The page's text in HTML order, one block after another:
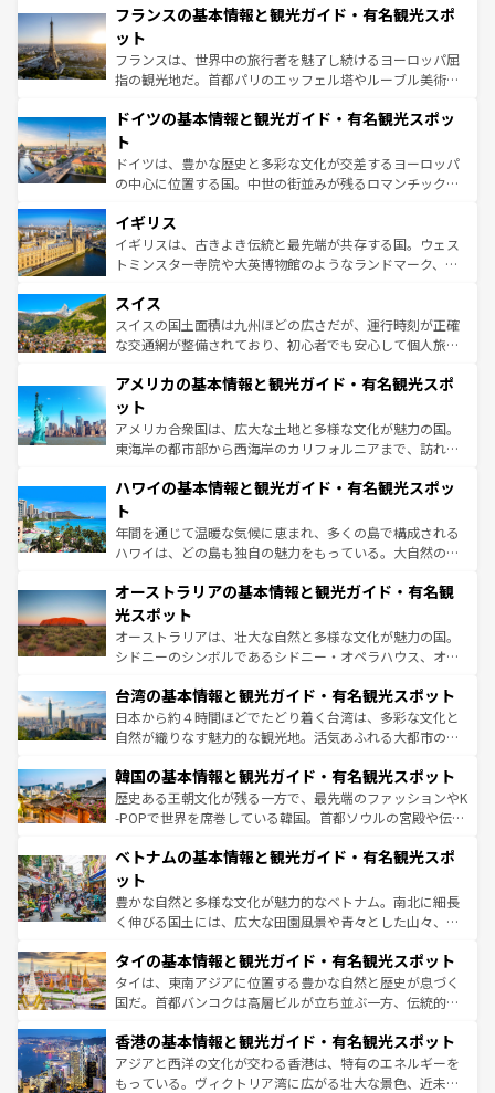
なお、新着のイタリア情報はコンテンツ一覧を参照してほ
しい。
文化が根付くこの国では、情熱的なフラメンコ、熱気あふ
れる闘牛、そして美味しいタパスが生活の一部となってい
る。首都マドリードの洗練された雰囲気や、バルセロナの
アートに溢れた街角から、地方では古代ローマ遺跡や中世
せる。地方によって風土や気候が異なるスペインはその個
ンテンツ一覧 を参照してほしい。
フランスの基本情報と観光ガイド・有名観光スポ
ット
フランスは、世界中の旅行者を魅了し続けるヨーロッパ屈
指の観光地だ。首都パリのエッフェル塔やルーブル美術館
で、幅広い魅力が詰まっている。華麗な宮殿、歴史的な大
聖堂、美しいビーチ、そして豊かな自然が、訪れる者を心
から魅了する。また、フランスは美食の国としても知ら
れ、フランス料理はユネスコ無形文化遺産にも登録されて
香り高いラベンダー畑など、多彩な楽しみ方が可能だ。さ
らに、パリ以外の地域にも魅力が溢れており、どの街角に
も豊かな歴史と文化が息づいている。パリ以外の個性あふ
を参照してほしい。
ドイツの基本情報と観光ガイド・有名観光スポッ
ト
ドイツは、豊かな歴史と多彩な文化が交差するヨーロッパ
の中心に位置する国。中世の街並みが残るロマンチック街
顔を持つこの国は、どこを歩いても飽きることがない。ベ
ルリンの文化的活気、バイエルン州のアルプスの絶景、そ
してライン川沿いのワイン畑といった風景は必見。ビール
は、お酒好きな人にはぜひ体験してほしい。 なお、新着の
ドイツ情報はコンテンツ一覧を参照してほしい。
イギリス
イギリスは、古きよき伝統と最先端が共存する国。ウェス
トミンスター寺院や大英博物館のようなランドマーク、歴
リアごとに異なる魅力がある。また、優雅なアフタヌーン
ティー、ビール好きにはたまらない英国パブ、サッカー観
戦など、本場だからこそできる体験も豊富。イギリスを旅
ンツ一覧を参照してほしい。
スイス
スイスの国土面積は九州ほどの広さだが、運行時刻が正確
な交通網が整備されており、初心者でも安心して個人旅行
の建物がそのまま残る町や、スイスならではのユニークな
博物館もあり、アルプス観光だけでなく町歩きも満喫する
ことができる。国民の所得が高いため物価も高いが、旅行
者向けの交通パス提供のサービスもあり、うまく活用すれ
着のスイス情報はコンテンツ一覧を参照してほしい。
アメリカの基本情報と観光ガイド・有名観光スポ
ット
アメリカ合衆国は、広大な土地と多様な文化が魅力の国。
東海岸の都市部から西海岸のカリフォルニアまで、訪れる
のような巨大都市は、観光、ショッピング、エンターテイ
ンメントが詰まった刺激的なスポットだ。一方、アメリカ
西部には大自然が広がり、グランドキャニオンやイエロー
ストーン国立公園といった絶景が堪能できる。さらに、南
文化が魅力。旅行者はアメリカの各地域で異なる魅力を楽
しみながら、その多様性と豊かな歴史を感じることができ
るだろう。車でのロードトリップや列車の旅も、アメリカ
ならではの贅沢な旅のスタイルだ。 なお、新着のアメリカ
情報は コンテンツ一覧 を参照してほしい。
ハワイの基本情報と観光ガイド・有名観光スポッ
ト
年間を通じて温暖な気候に恵まれ、多くの島で構成される
ハワイは、どの島も独自の魅力をもっている。大自然の神
ワイ島は見逃せない。また、定番の観光地といえばオアフ
島だが、静かな自然を求めるならマウイ島やカウアイ島が
おすすめ。エメラルドグリーンに輝く海をはじめ、豊かな
文化や歴史が息づいている。「アロハスピリット」と呼ば
人々、おいしいローカルフードやハワイアンミュージッ
ク、伝統的なフラダンスなど、すべてがハワイの魅力を彩
っている。訪れるたびに新しい発見と感動が待っているハ
はコンテンツ一覧を参照してほしい。
オーストラリアの基本情報と観光ガイド・有名観
光スポット
オーストラリアは、壮大な自然と多様な文化が魅力の国。
シドニーのシンボルであるシドニー・オペラハウス、オー
リアリーフや大陸中央部にそびえるウルル（エアーズロッ
ク）、タスマニアの美しい原生林やケアンズの熱帯雨林な
ど、見どころがたくさん。また、カフェやワイン、オージ
いる。アクティビティも充実しており、サーフィンやダイ
ビング、ハイキングなど、アウトドア好きにはたまらな
い。オーストラリアの多彩な魅力を存分に味わいつくそ
参照してほしい。
台湾の基本情報と観光ガイド・有名観光スポット
日本から約４時間ほどでたどり着く台湾は、多彩な文化と
自然が織りなす魅力的な観光地。活気あふれる大都市の台
ン）、静ひつな山岳地帯である台湾東部など、都市の喧騒
と山間の静けさが共存しており、訪れる人に新しい発見と
驚きをもたらしてくれる。また、奥深い台湾の食文化も魅
容にもいいと評判のスイーツなど、バラエティ豊かな料理
照してほしい。
韓国の基本情報と観光ガイド・有名観光スポット
歴史ある王朝文化が残る一方で、最先端のファッションやK
-POPで世界を席巻している韓国。首都ソウルの宮殿や伝統
き、地方に足を延ばせば四季折々の自然美を楽しむことが
できる。そして、キムチや焼肉、絶品のストリートフード
まで、さまざまな韓国料理が待っている。夜には、韓国な
らではのナイトライフも堪能できる。あたたかいホスピタ
わってみてほしい。 なお、新着の韓国情報はコンテンツ一
覧 を参照してほしい。
ベトナムの基本情報と観光ガイド・有名観光スポ
ット
豊かな自然と多様な文化が魅力的なベトナム。南北に細長
く伸びる国土には、広大な田園風景や青々とした山々、世
急速な発展と共に伝統が息づく。ハノイの古い町並みやホ
ーチミン市のフランス統治時代の建物も、独特の雰囲気を
醸し出している。また、バラエティの豊かさとおいしさで
とつ。フォーやバインミー、ベトナムコーヒーなどは、ぜ
ひ現地で味わいたい。どの地域を訪れてもあたたかい人々
が旅行者を迎えてくれるので、きっと忘れられない旅にな
タイの基本情報と観光ガイド・有名観光スポット
タイは、東南アジアに位置する豊かな自然と歴史が息づく
国だ。首都バンコクは高層ビルが立ち並ぶ一方、伝統的な
の活気が交差している。北部ではチェンマイなどの山岳地
帯で自然と触れ合い、南部ではプーケットやクラビの美し
いビーチでリゾート気分を楽しむことができる。タイ料理
香港の基本情報と観光ガイド・有名観光スポット
アジアと西洋の文化が交わる香港は、特有のエネルギーを
もっている。ヴィクトリア湾に広がる壮大な景色、近未来